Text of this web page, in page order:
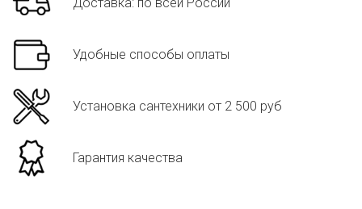
Удобные способы оплаты
Установка сантехники от 2 500 руб
Гарантия качества